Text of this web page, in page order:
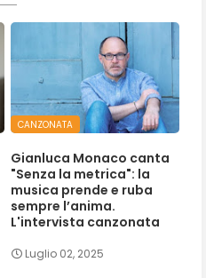
CANZONATA
Gianluca Monaco canta
"Senza la metrica": la
musica prende e ruba
sempre l’anima.
L'intervista canzonata
Luglio 02, 2025